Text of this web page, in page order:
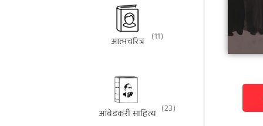
आत्मचरित्र (11)
आंबेडकरी साहित्य (23)